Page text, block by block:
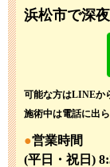
浜松市で深
可能な方はLINEか
施術中は電話に出
営業時間
(平日・祝日)